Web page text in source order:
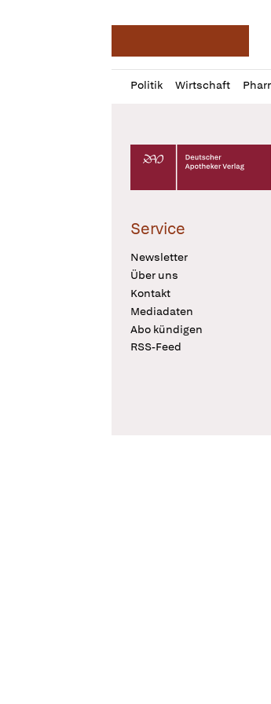
Politik Wirtschaft
Profil
öffnen
Daz
Pur
Deutscher Apotheker
Service
Newsletter
Über uns
Kontakt
Mediadaten
Abo kündigen
RSS-Feed